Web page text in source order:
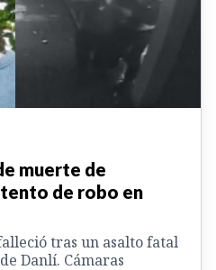
muerte de
de robo en
tras un asalto fatal
Danlí. Cámaras